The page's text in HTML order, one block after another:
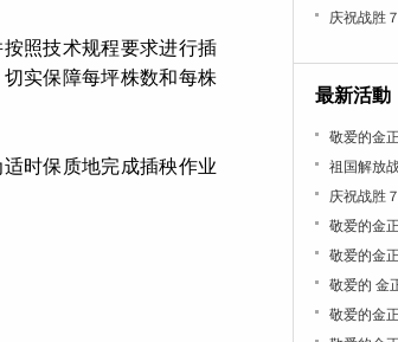
照技术规程要求进行插
实保障每坪株数和每株
时保质地完成插秧作业
庆祝战胜
最新活動
敬爱的金
祖国解放
庆祝战胜
敬爱的金
敬爱的金
敬爱的 金
敬爱的金